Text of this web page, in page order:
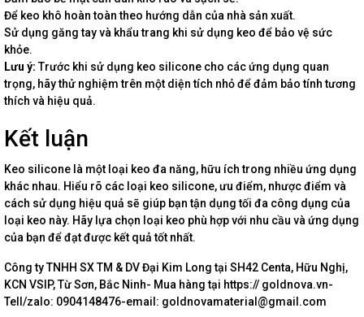
Để keo khô hoàn toàn theo hướng dẫn của nhà sản xuất.
Sử dụng găng tay và khẩu trang khi sử dụng keo để bảo vệ sức
khỏe.
Lưu ý:Trước khi sử dụng keo silicone cho các ứng dụng quan
trọng, hãy thử nghiệm trên một diện tích nhỏ để đảm bảo tính tương
thích và hiệu quả.
Kết luận
Keo silicone là một loại keo đa năng, hữu ích trong nhiều ứng dụng
khác nhau. Hiểu rõ các loại keo silicone, ưu điểm, nhược điểm và
cách sử dụng hiệu quả sẽ giúp bạn tận dụng tối đa công dụng của
loại keo này. Hãy lựa chọn loại keo phù hợp với nhu cầu và ứng dụng
của bạn để đạt được kết quả tốt nhất.
Công ty TNHH SX TM & DV Đại Kim Long tại SH42 Centa, Hữu Nghị,
KCN VSIP, Từ Sơn, Bắc Ninh- Mua hàng tại https:// goldnova.vn-
Tell/zalo: 0904148476-email: goldnovamaterial@gmail.com